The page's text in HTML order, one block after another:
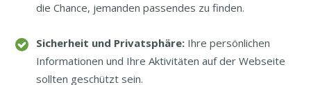
die Chance, jemanden passendes zu finden.
Sicherheit und Privatsphäre: Ihre persönlichen
Informationen und Ihre Aktivitäten auf der Webseite
sollten geschützt sein.